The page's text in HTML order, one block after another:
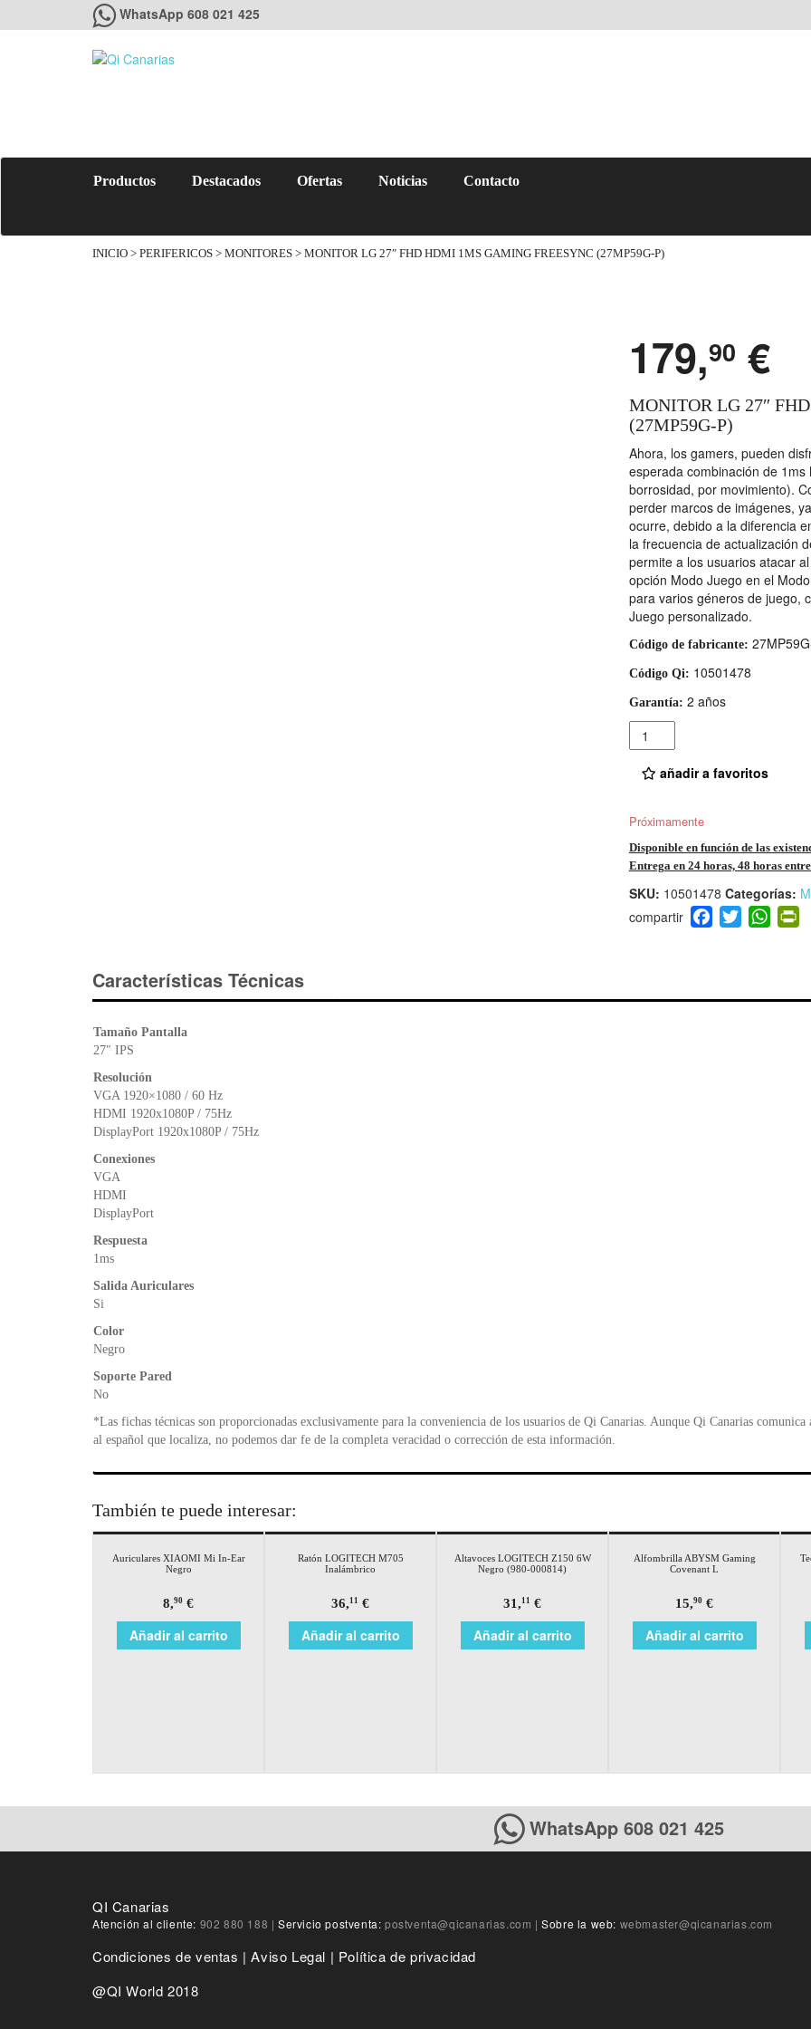
WhatsApp 608 021 425
Productos Destacados Ofertas Noticias Contacto
INICIO > PERIFERICOS > MONITORES > MONITOR LG 27″ FHD HDMI 1MS GAMING FREESYNC (27MP59G-P)
179,90 €
MONITOR LG 27″
(27MP59G-P)
Ahora, los gamers, pueden
esperada combinación de
borrosidad, por movimiento).
perder marcos de imágenes,
ocurre, debido a la diferencia
la frecuencia de actualización
permite a los usuarios atacar
opción Modo Juego en el
para varios géneros de juego,
Juego personalizado.
Código de fabricante:
Código Qi: 10501478
Garantía: 2 años
Cantidad
añadir a favoritos
Próximamente
Disponible en función de las
Entrega en 24 horas, 48 horas
SKU: 10501478 Categorías:
F
a
b
T
wi
W
h
A
Pr
in
e
Características Técnicas
Tamaño Pantalla
27″ IPS
Resolución
VGA 1920×1080 / 60 Hz
HDMI 1920x1080P / 75Hz
DisplayPort 1920x1080P / 75Hz
Conexiones
VGA
HDMI
DisplayPort
Respuesta
1ms
Salida Auriculares
Si
Color
Negro
Soporte Pared
No
*Las fichas técnicas son proporcionadas exclusivamente para la conveniencia de los usuarios de Qi Canarias. Aunque Qi Canarias
al español que localiza, no podemos dar fe de la completa veracidad o corrección de esta información.
También te puede interesar:
Auriculares XIAOMI Mi In-Ear
Negro
8,90 €
Añadir al carrito
Ratón LOGITECH M705
Inalámbrico
36,11 €
Añadir al carrito
Altavoces LOGITECH Z150 6W
Negro (980-000814)
31,11 €
Añadir al carrito
Alfombrilla ABYSM Gaming
Covenant L
15,90 €
Añadir al carrito
WhatsApp 608 021 425
QI Canarias
Atención al cliente: 902 880 188 | Servicio postventa:postventa@qicanarias.com | Sobre la web: webmaster@qicanarias.com
Condiciones de ventas |Aviso Legal | Política de privacidad
@QI World 2018